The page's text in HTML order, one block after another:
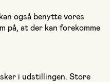
også benytte vores
på, at der kan forekomme
i udstillingen. Store